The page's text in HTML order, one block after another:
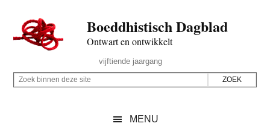
naar
de
inhoud
secondary
naar
de
sidebar
naar
de
Boeddhistisch Dagblad
Ontwart en ontwikkelt
Rechts
vijftiende jaargang
Z
Z
MENU